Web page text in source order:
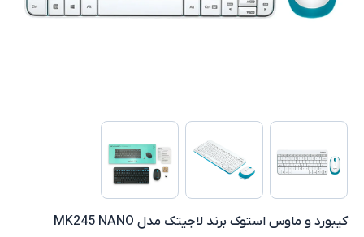
کیبورد و ماوس استوک برند لاجیتک مدل MK245 NANO